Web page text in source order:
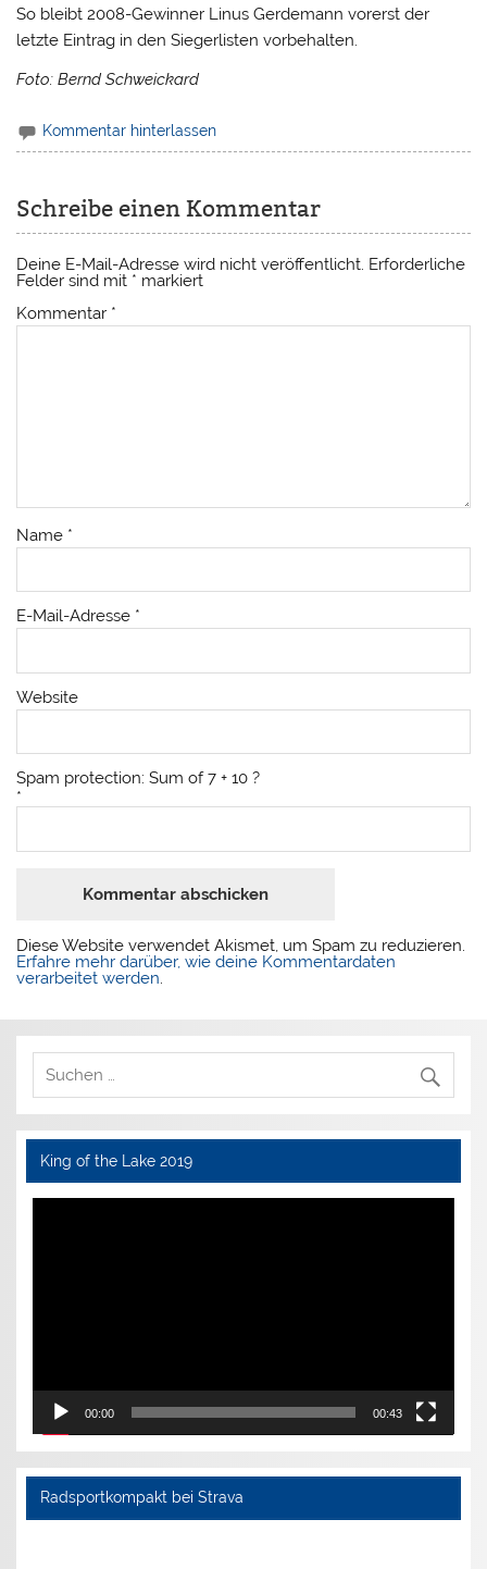
So bleibt 2008-Gewinner Linus Gerdemann vorerst der
letzte Eintrag in den Siegerlisten vorbehalten.
Foto: Bernd Schweickard
Kommentar hinterlassen
Schreibe einen Kommentar
Deine E-Mail-Adresse wird nicht veröffentlicht. Erforderliche
Felder sind mit * markiert
Kommentar *
Name *
E-Mail-Adresse *
Website
Spam protection: Sum of 7 + 10 ?
*
Diese Website verwendet Akismet, um Spam zu reduzieren.
Erfahre mehr darüber, wie deine Kommentardaten
verarbeitet werden
King of the Lake 2019
Video-
00:00 00:43
Radsportkompakt bei Strava